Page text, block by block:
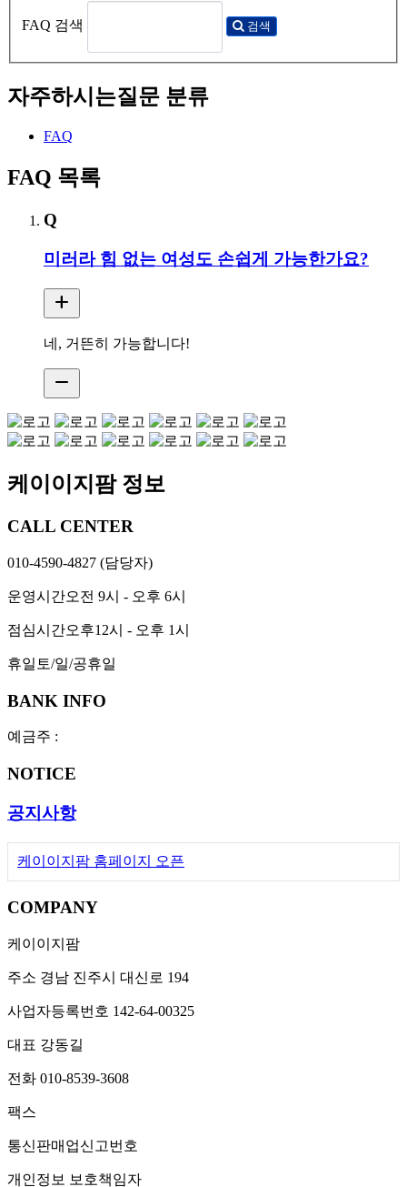
FAQ 검색 검색
자주하시는질문 분류
FAQ
FAQ 목록
Q
미러라 힘 없는 여성도 손쉽게 가능한가요?
add
네, 거뜬히 가능합니다!
remove
케이이지팜 정보
CALL CENTER
010-4590-4827 (담당자)
운영시간오전 9시 - 오후 6시
점심시간오후12시 - 오후 1시
휴일 토/일/공휴일
BANK INFO
예금주 :
NOTICE
공지사항
케이이지팜 홈페이지 오픈
COMPANY
케이이지팜
주소 경남 진주시 대신로 194
사업자등록번호 142-64-00325
대표 강동길
전화 010-8539-3608
팩스
통신판매업신고번호
개인정보 보호책임자